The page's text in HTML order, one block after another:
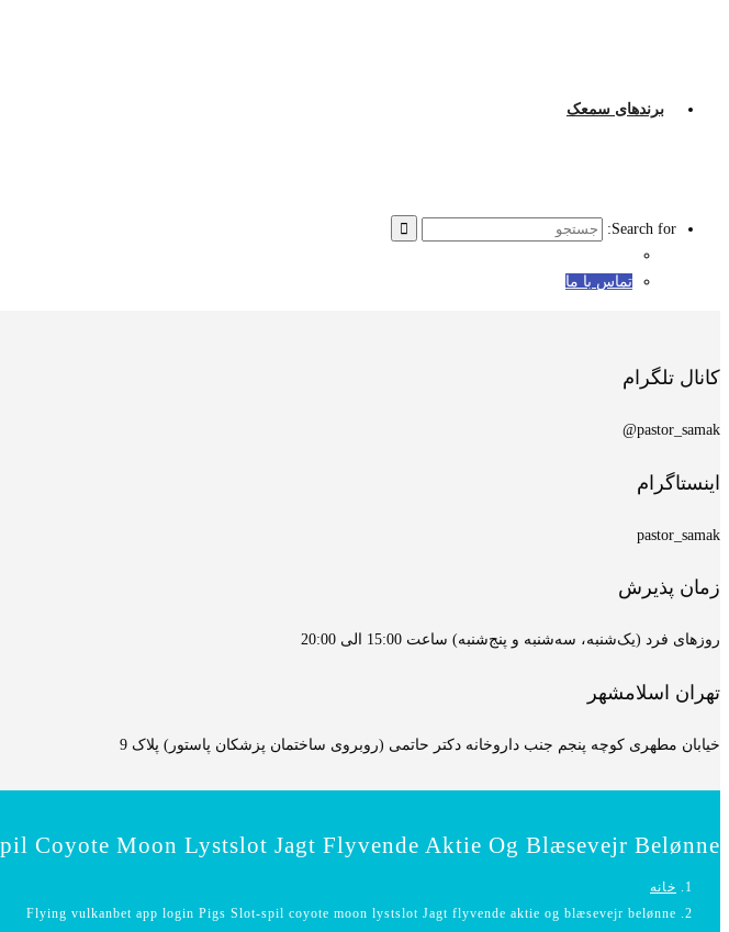
برندهای سمعک
Search for:
تماس با ما
کانال تلگرام
pastor_samak@
اینستاگرام
pastor_samak
زمان پذیرش
روزهای فرد (یک‌شنبه، سه‌شنبه و پنج‌شنبه) ساعت 15:00 الی 20:00
تهران اسلامشهر
خیابان مطهری کوچه پنجم جنب داروخانه دکتر حاتمی (روبروی ساختمان پزشکان پاستور) پلاک 9
Coyote Moon Lystslot Jagt Flyvende Aktie Og Blæsevejr Belønne
خانه
Flying vulkanbet app login Pigs Slot-spil coyote moon lystslot Jagt flyvende aktie og blæsevejr belønne